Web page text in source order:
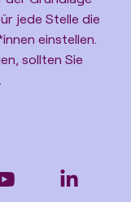
jede Stelle die
einstellen.
sollten Sie